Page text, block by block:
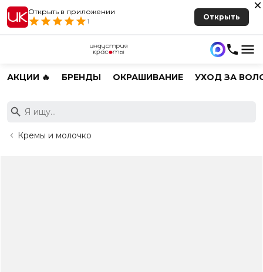
Открыть в приложении
1
Открыть
АКЦИИ 🔥 БРЕНДЫ ОКРАШИВАНИЕ УХОД ЗА
Кремы и молочко